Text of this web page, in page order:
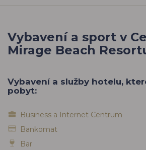
Vybavení a sport v
Mirage Beach
Vybavení a služby hotelu,
pobyt:
Business a Internet Centrum
Bankomat
Bar